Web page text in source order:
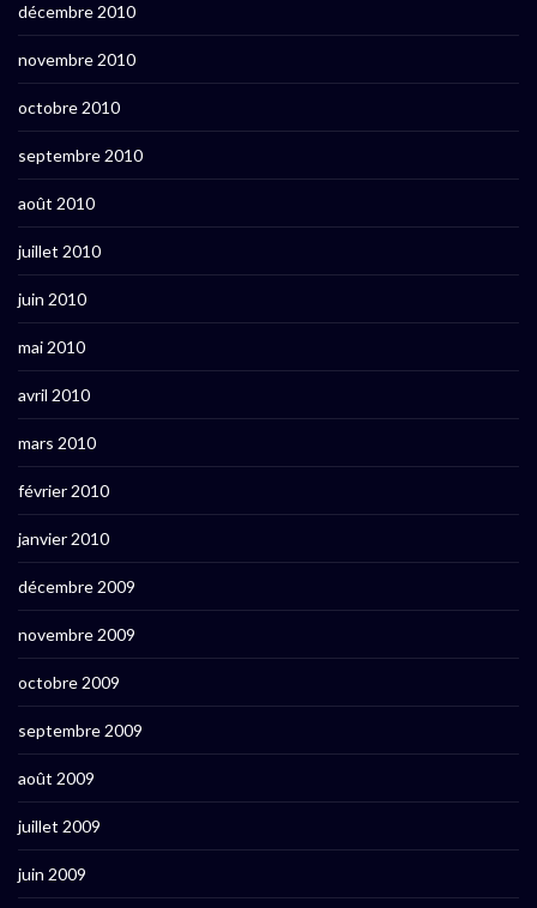
décembre 2010
novembre 2010
octobre 2010
septembre 2010
août 2010
juillet 2010
juin 2010
mai 2010
avril 2010
mars 2010
février 2010
janvier 2010
décembre 2009
novembre 2009
octobre 2009
septembre 2009
août 2009
juillet 2009
juin 2009